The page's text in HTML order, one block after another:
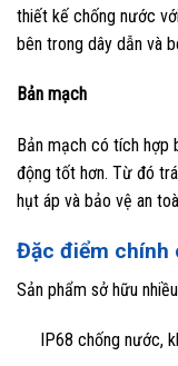
thiết kế chống nước
bên trong dây dẫn và
Bản mạch
Bản mạch có tích hợp
động tốt hơn. Từ đó
hụt áp và bảo vệ an
Đặc điểm chính
Sản phẩm sở hữu
IP68 chống nước,